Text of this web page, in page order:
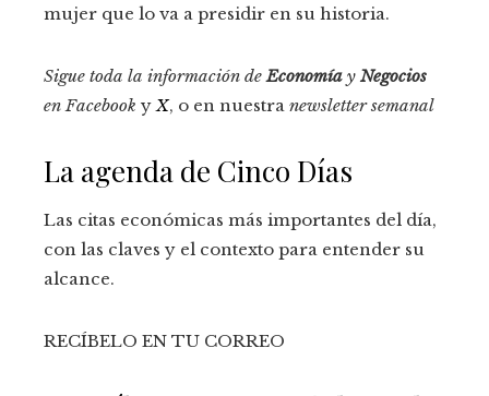
mujer que lo va a presidir en su historia.
Sigue toda la información deEconomía y Negocios
enFacebook yX, o en nuestra newsletter semanal
La agenda de Cinco Días
Las citas económicas más importantes del día,
con las claves y el contexto para entender su
alcance.
RECÍBELO EN TU CORREO